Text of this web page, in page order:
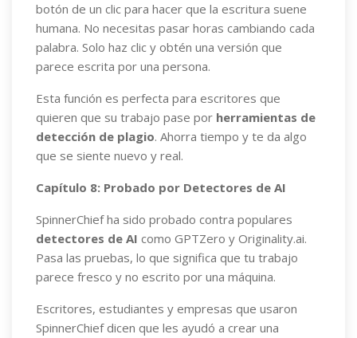
botón de un clic para hacer que la escritura suene
humana. No necesitas pasar horas cambiando cada
palabra. Solo haz clic y obtén una versión que
parece escrita por una persona.
Esta función es perfecta para escritores que
quieren que su trabajo pase por herramientas de
detección de plagio. Ahorra tiempo y te da algo
que se siente nuevo y real.
Capítulo 8: Probado por Detectores de AI
SpinnerChief ha sido probado contra populares
detectores de AI como GPTZero y Originality.ai.
Pasa las pruebas, lo que significa que tu trabajo
parece fresco y no escrito por una máquina.
Escritores, estudiantes y empresas que usaron
SpinnerChief dicen que les ayudó a crear una